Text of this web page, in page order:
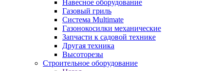
Навесное оборудование
Газовый гриль
Система Multimate
Газонокосилки механические
Запчасти к садовой технике
Другая техника
Высоторезы
Строительное оборудование